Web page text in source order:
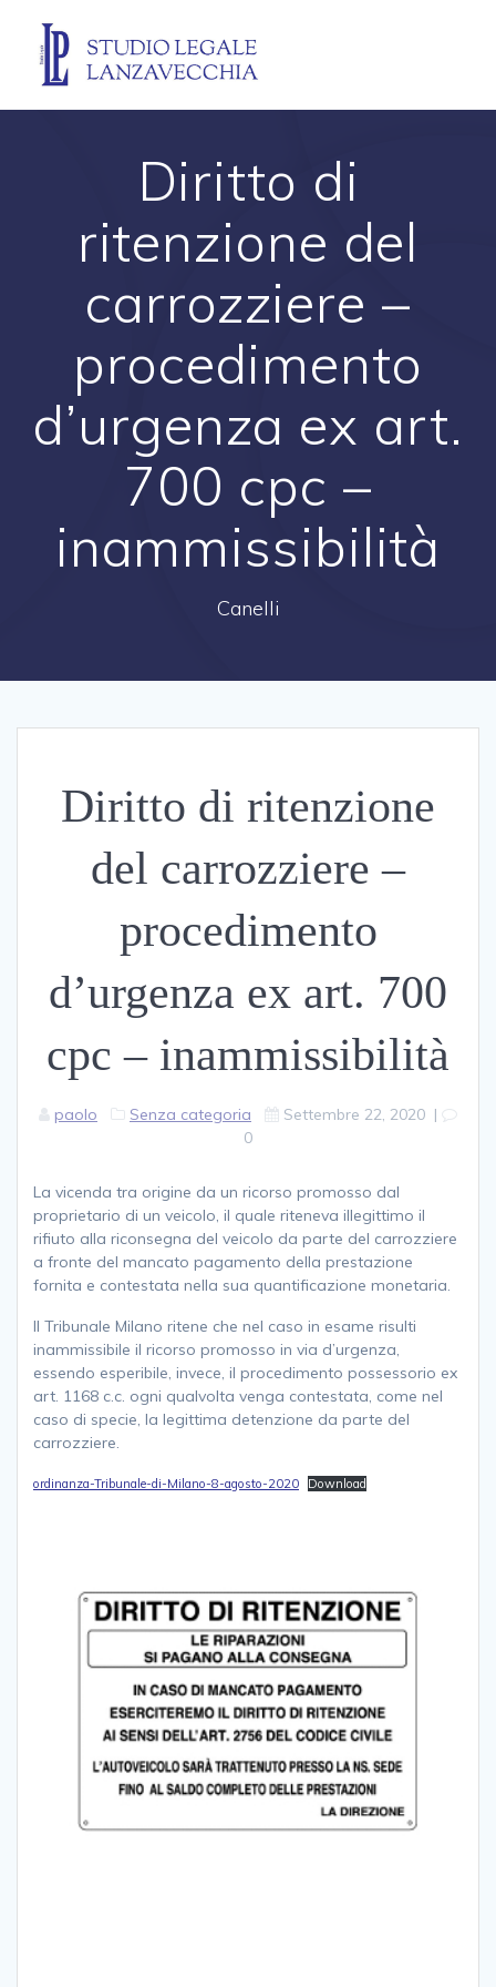
content
Diritto di
ritenzione del
carrozziere –
procedimento
d’urgenza ex art.
700 cpc –
inammissibilità
Canelli
Diritto di ritenzione
del carrozziere –
procedimento
d’urgenza ex art. 700
cpc – inammissibilità
paolo Senza categoria Settembre 22, 2020 |
0
La vicenda tra origine da un ricorso promosso dal
proprietario di un veicolo, il quale riteneva illegittimo il
rifiuto alla riconsegna del veicolo da parte del carrozziere
a fronte del mancato pagamento della prestazione
fornita e contestata nella sua quantificazione monetaria.
Il Tribunale Milano ritene che nel caso in esame risulti
inammissibile il ricorso promosso in via d’urgenza,
essendo esperibile, invece, il procedimento possessorio ex
art. 1168 c.c. ogni qualvolta venga contestata, come nel
caso di specie, la legittima detenzione da parte del
carrozziere.
ordinanza-Tribunale-di-Milano-8-agosto-2020 Download